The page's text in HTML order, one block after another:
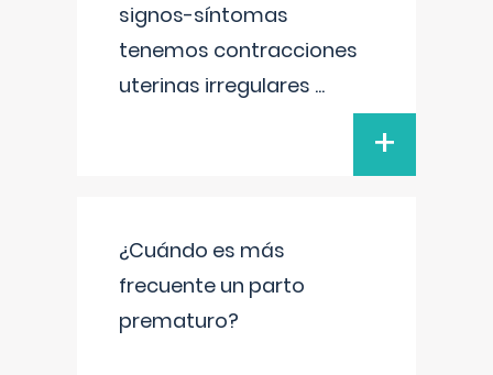
signos-síntomas
tenemos contracciones
uterinas irregulares ...
+
¿Cuándo es más
frecuente un parto
prematuro?